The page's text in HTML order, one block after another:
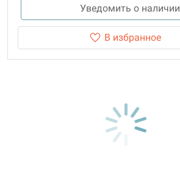
Уведомить о наличии
В избранное